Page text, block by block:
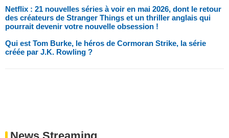
Netflix : 21 nouvelles séries à voir en mai 2026, dont le retour
des créateurs de Stranger Things et un thriller anglais qui
pourrait devenir votre nouvelle obsession !
Qui est Tom Burke, le héros de Cormoran Strike, la série
créée par J.K. Rowling ?